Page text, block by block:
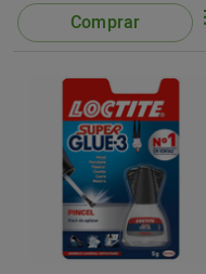
Comprar